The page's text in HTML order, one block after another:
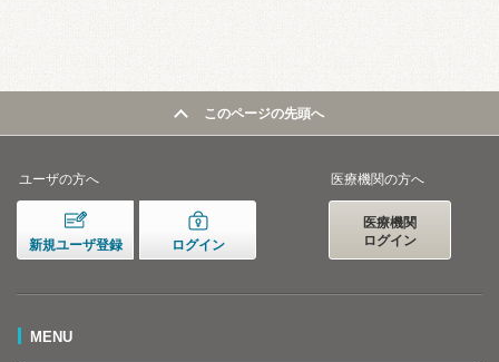
このページの先頭へ
ユーザの方へ
新規ユーザ登録 ログイン
医療機関の方へ
医療機関
ログイン
MENU